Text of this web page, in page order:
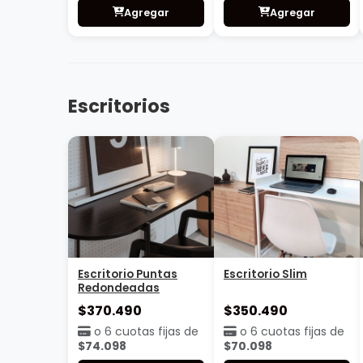
Agregar Agregar
Espejos
Espejo Vidrio
Repartido
Consultar
precio
Espejo Roma 70cm
Consultar
precio